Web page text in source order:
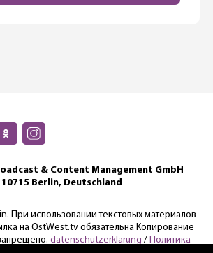
& Content Management GmbH
Berlin, Deutschland
При использовании текстовых материалов
на OstWest.tv обязательна Копирование
datenschutzerklärung / Политика